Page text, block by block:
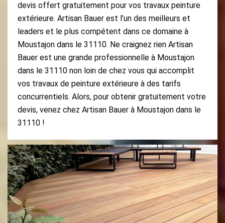
devis offert gratuitement pour vos travaux peinture
extérieure. Artisan Bauer est l’un des meilleurs et
leaders et le plus compétent dans ce domaine à
Moustajon dans le 31110. Ne craignez rien Artisan
Bauer est une grande professionnelle à Moustajon
dans le 31110 non loin de chez vous qui accomplit
vos travaux de peinture extérieure à des tarifs
concurrentiels. Alors, pour obtenir gratuitement votre
devis, venez chez Artisan Bauer à Moustajon dans le
31110 !